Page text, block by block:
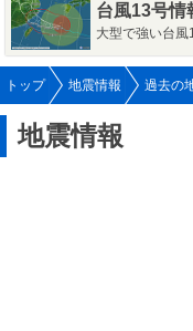
台風13号情
大型で強い台
トップ 地震情報 過去の
地震情報